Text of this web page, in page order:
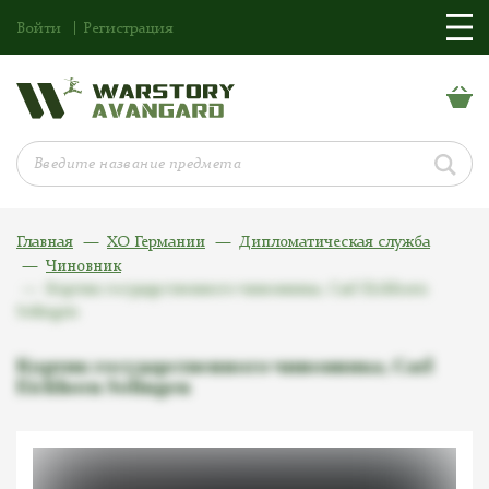
Войти Регистрация
Главная ХО Германии
Дипломатическая служба
Чиновник
Кортик государственного чиновника, Carl
Eickhorn Solingen